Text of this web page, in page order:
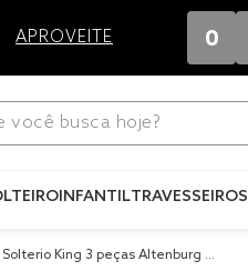
APROVEITE 0
busca hoje?
INFANTILTRAVESSEIROS
King 3 peças Altenburg Al